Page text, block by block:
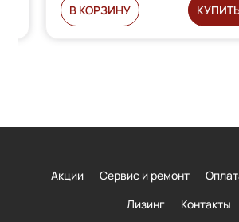
В КОРЗИНУ
Акции Сервис и ремонт
Лизинг
Контакты